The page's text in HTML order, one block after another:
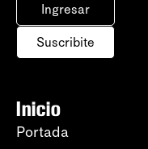
Ingresar
Suscribite
Inicio
Portada